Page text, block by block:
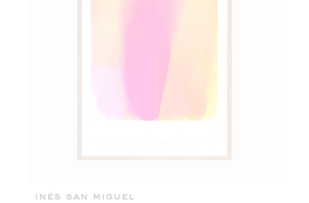
inés san miguel